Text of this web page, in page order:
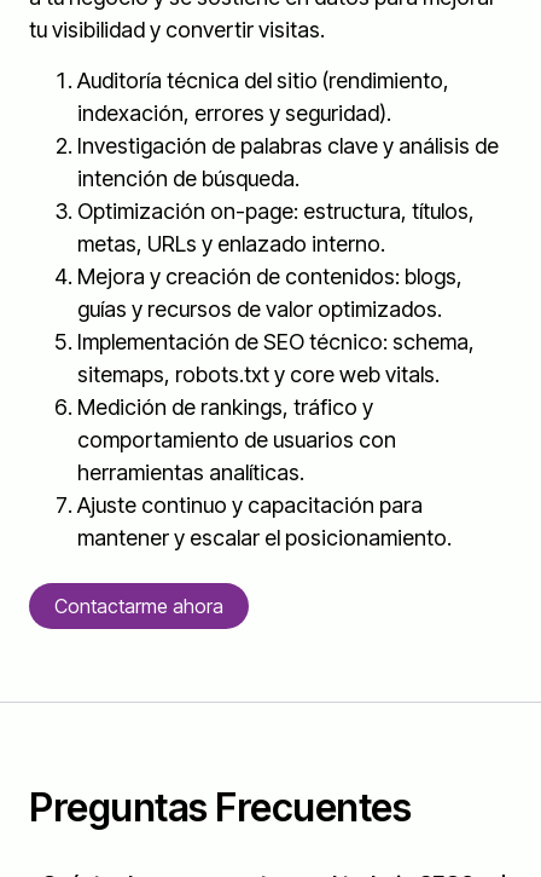
tu visibilidad y convertir visitas.
Auditoría técnica del sitio (rendimiento,
indexación, errores y seguridad).
Investigación de palabras clave y análisis de
intención de búsqueda.
Optimización on-page: estructura, títulos,
metas, URLs y enlazado interno.
Mejora y creación de contenidos: blogs,
guías y recursos de valor optimizados.
Implementación de SEO técnico: schema,
sitemaps, robots.txt y core web vitals.
Medición de rankings, tráfico y
comportamiento de usuarios con
herramientas analíticas.
Ajuste continuo y capacitación para
mantener y escalar el posicionamiento.
Contactarme ahora
Preguntas Frecuentes